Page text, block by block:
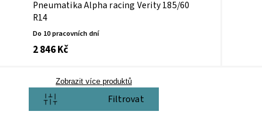
Pneumatika Alpha racing Verity 185/60
R14
Do 10 pracovních dní
2 846 Kč
Zobrazit více produktů